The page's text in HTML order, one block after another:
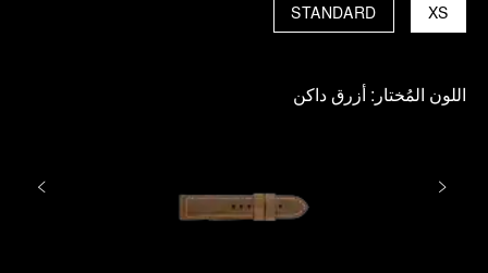
XS
STANDARD
اللون المُختار: أزرق داكن